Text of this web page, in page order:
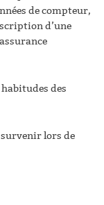
de compteur,
d’une
des
lors de